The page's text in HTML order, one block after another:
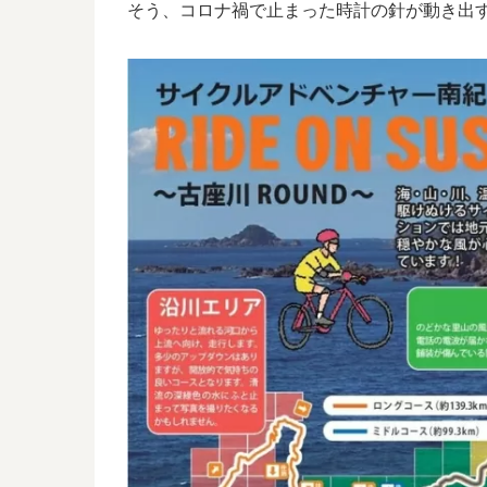
そう、コロナ禍で止まった時計の針が動き出